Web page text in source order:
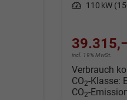
drucken
merken/Expose drucken
Leistung 110 kW
incl. 19% MwSt.
Verbrauch
CO2-Klasse:
CO2-